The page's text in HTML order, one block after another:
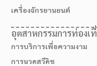
เครื่องจักรยานยนต์
อุตสาหกรรมการท่องเ
การบริการเพื่อความงาม
การนวดสวีดิช